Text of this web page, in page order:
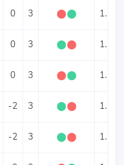
0 3 ⬤⬤ 1.5
0 3 ⬤⬤ 1.5
0 3 ⬤⬤ 1.5
-2 3 ⬤⬤ 1.5
-2 3 ⬤⬤ 1.5